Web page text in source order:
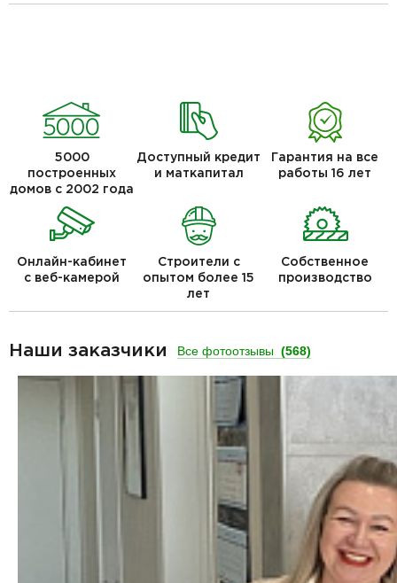
5000
построенных
домов с 2002 года
Доступный кредит
и маткапитал
Гарантия на все
работы 16 лет
Онлайн-кабинет
с веб-камерой
Строители с
опытом более 15
лет
Собственное
производство
Наши заказчики Все фотоотзывы (568)